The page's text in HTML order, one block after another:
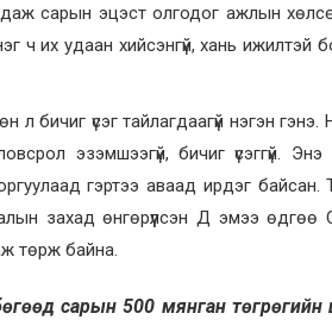
сарын эцэст олгодог ажлын
ч их удаан хийсэнгүй, хань ижилтэй
л бичиг үсэг тайлагдаагүй нэгэн
эзэмшээгүй, бичиг үсэггүй. Энэ
гэртээ аваад ирдэг байсан.
захад өнгөрүүлсэн Д эмээ өдгөө
төрж байна.
сарын 500 мянган төгрөгийн